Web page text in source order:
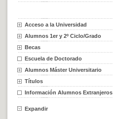
Acceso a la Universidad
Alumnos 1er y 2º Ciclo/Grado
Becas
Escuela de Doctorado
Alumnos Máster Universitario
Títulos
Información Alumnos Extranjeros
Expandir